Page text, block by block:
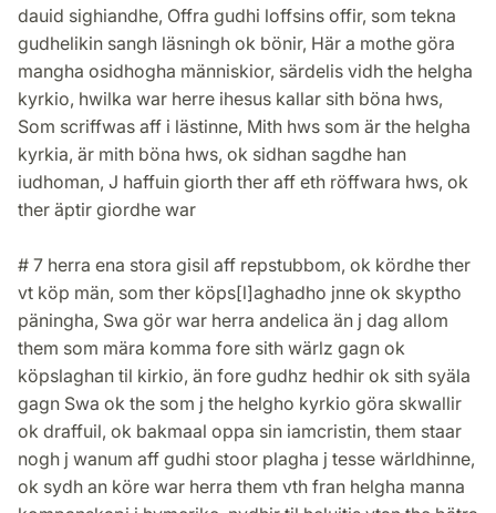
dauid sighiandhe, Offra gudhi loffsins offir, som tekna
gudhelikin sangh läsningh ok bönir, Här a mothe göra
mangha osidhogha människior, särdelis vidh the helgha
kyrkio, hwilka war herre ihesus kallar sith böna hws,
Som scriffwas aff i lästinne, Mith hws som är the helgha
kyrkia, är mith böna hws, ok sidhan sagdhe han
iudhoman, J haffuin giorth ther aff eth röffwara hws, ok
ther äptir giordhe war
# 7 herra ena stora gisil aff repstubbom, ok kördhe ther
vt köp män, som ther köps[l]aghadho jnne ok skyptho
päningha, Swa gör war herra andelica än j dag allom
them som mära komma fore sith wärlz gagn ok
köpslaghan til kirkio, än fore gudhz hedhir ok sith syäla
gagn Swa ok the som j the helgho kyrkio göra skwallir
ok draffuil, ok bakmaal oppa sin iamcristin, them staar
nogh j wanum aff gudhi stoor plagha j tesse wärldhinne,
ok sydh an köre war herra them vth fran helgha manna